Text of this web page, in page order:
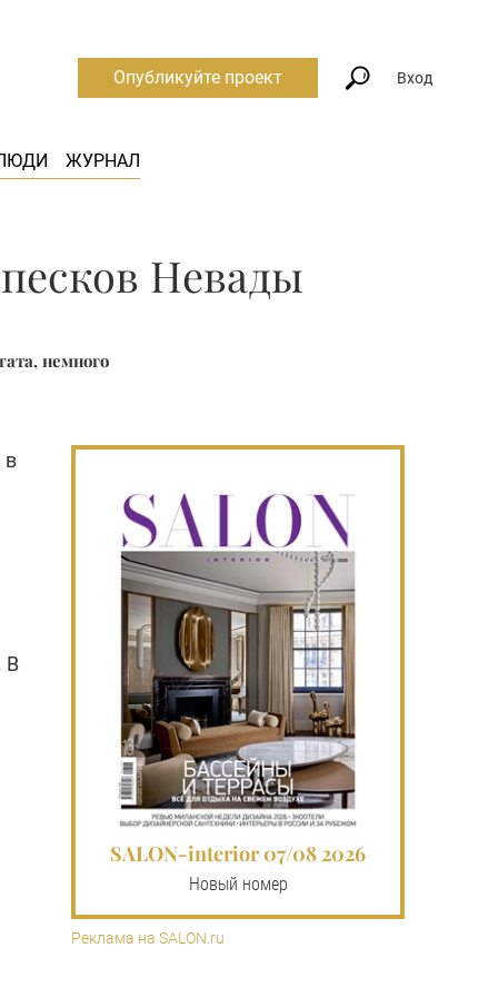
ЖУРНАЛ
Опубликуйте проект Вход
Невады
немного
в
В
SALON-interior 07/08 2026
Новый номер
Реклама на SALON.ru